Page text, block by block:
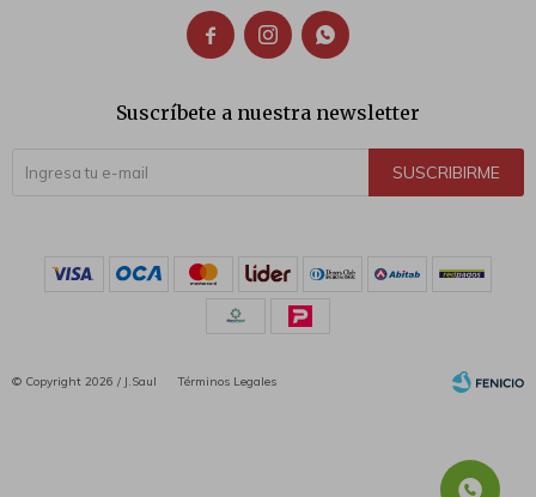
  
Suscríbete a nuestra newsletter
SUSCRIBIRME
© Copyright 2026 / J.Saul Términos Legales